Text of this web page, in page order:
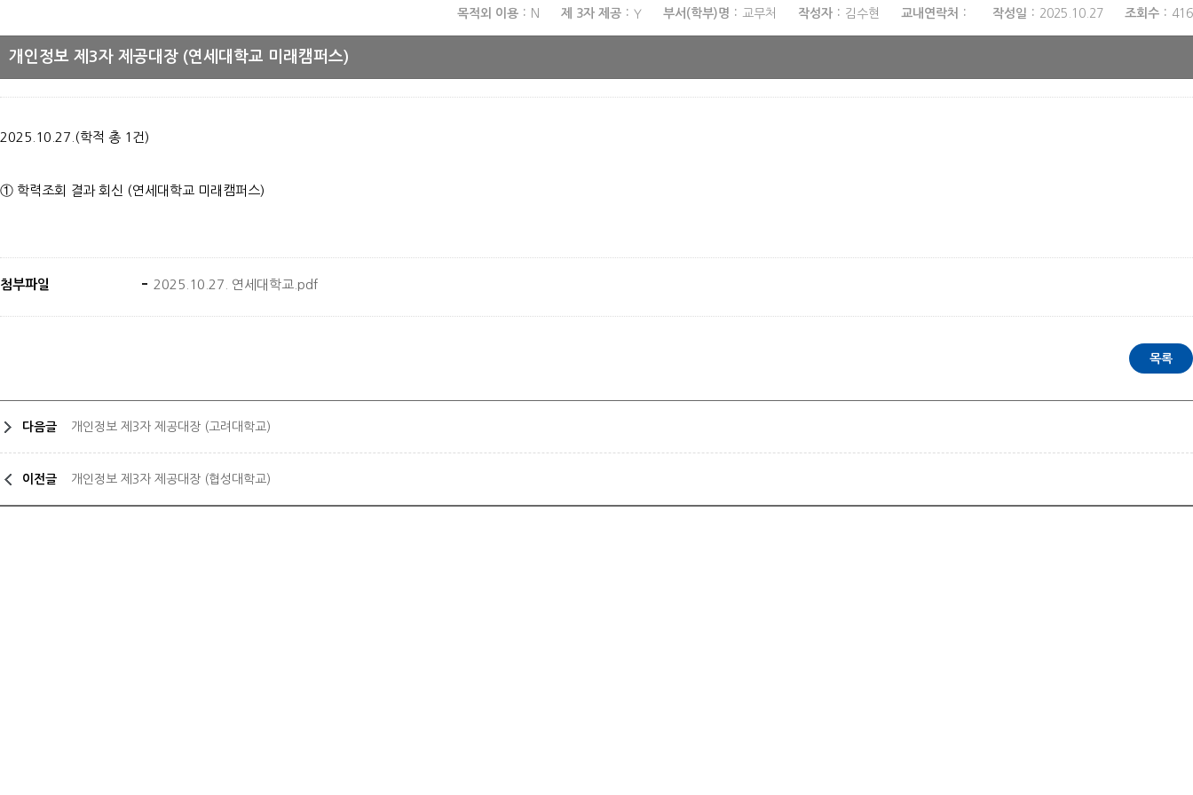
목적외 이용 N 제 3자 제공 Y 부서(학부)명 교무처 작성자 김수현 교내연락처 작성일 2025.10.27 조회수 416
개인정보 제3자 제공대장 (연세대학교 미래캠퍼스)
2025.10.27.(학적 총 1건)
① 학력조회 결과 회신 (연세대학교 미래캠퍼스)
첨부파일 2025.10.27. 연세대학교.pdf
다음글 개인정보 제3자 제공대장 (고려대학교)
이전글 개인정보 제3자 제공대장 (협성대학교)